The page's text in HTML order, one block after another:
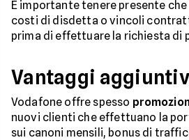
È importante tenere presente
costi di disdetta o vincoli
prima di effettuare la richiesta di
Vantaggi
Vodafone offre spesso
nuovi clienti che effettuano la
sui canoni mensili, bonus di